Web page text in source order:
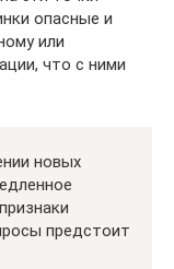
опасные и
или
что с ними
новых
предстоит